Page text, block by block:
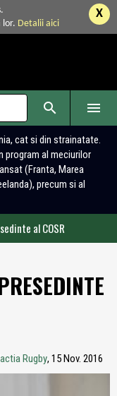
X
lor. Detalii aici
 
cat si din strainatate.
program al meciurilor
(Franta, Marea
precum si al
al COSR
Rugby, 15 Nov. 2016